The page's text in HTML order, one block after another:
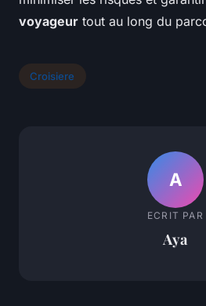
voyageur tout au long du
Croisiere
A
ECRIT PAR
Aya